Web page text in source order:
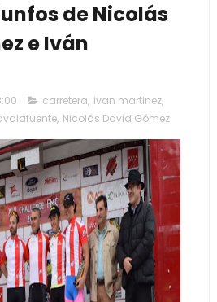
de Nicolás
e Iván
carretera, ivan martinez,
, Nicolás David Gómez